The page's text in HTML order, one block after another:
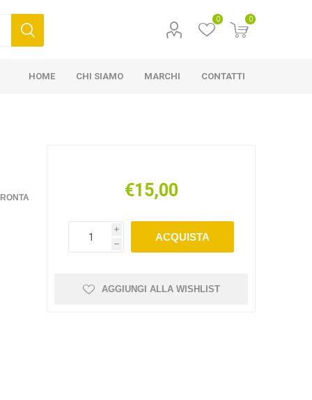
0 0
HOME CHI SIAMO MARCHI CONTATTI
€15,00
i
h
ACQUISTA
AGGIUNGI ALLA WISHLIST